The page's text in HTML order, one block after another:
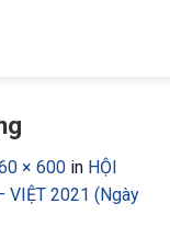
× 600 in HỘI
VIỆT 2021 (Ngày